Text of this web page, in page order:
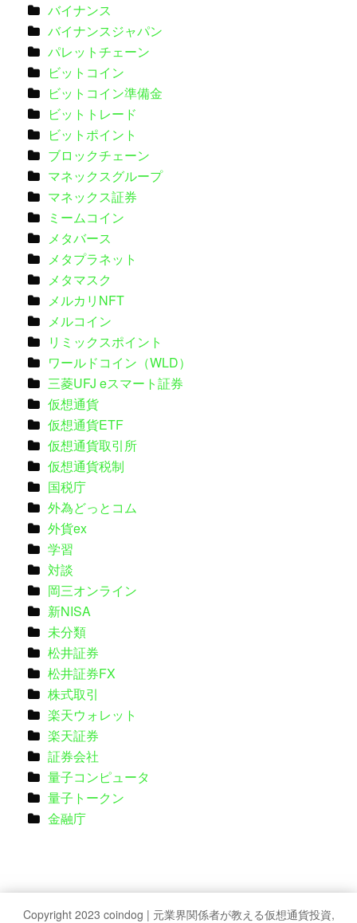
バイナンス
バイナンスジャパン
パレットチェーン
ビットコイン
ビットコイン準備金
ビットトレード
ビットポイント
ブロックチェーン
マネックスグループ
マネックス証券
ミームコイン
メタバース
メタプラネット
メタマスク
メルカリNFT
メルコイン
リミックスポイント
ワールドコイン（WLD）
三菱UFJ eスマート証券
仮想通貨
仮想通貨ETF
仮想通貨取引所
仮想通貨税制
国税庁
外為どっとコム
外貨ex
学習
対談
岡三オンライン
新NISA
未分類
松井証券
松井証券FX
株式取引
楽天ウォレット
楽天証券
証券会社
量子コンピュータ
量子トークン
金融庁
Copyright 2023 coindog | 元業界関係者が教える仮想通貨投資,